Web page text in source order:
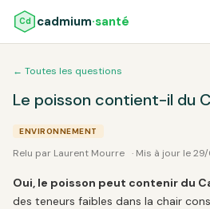
Cd cadmium·santé
← Toutes les questions
Le poisson contient-il du
ENVIRONNEMENT
Relu par Laurent Mourre · Mis à jour le
Oui, le poisson peut contenir du
des teneurs faibles dans la chair